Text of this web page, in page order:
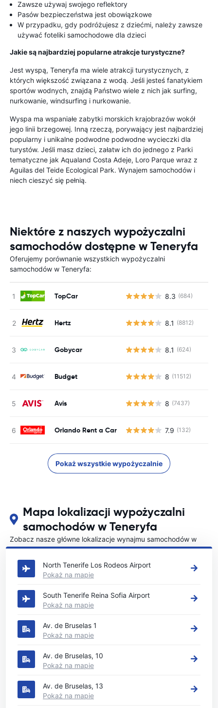
Zawsze używaj swojego reflektory
Pasów bezpieczeństwa jest obowiązkowe
W przypadku, gdy podróżujesz z dziećmi, należy zawsze
używać foteliki samochodowe dla dzieci
Jakie są najbardziej popularne atrakcje turystyczne?
Jest wyspą, Teneryfa ma wiele atrakcji turystycznych, z
których większość związana z wodą. Jeśli jesteś fanatykiem
sportów wodnych, znajdą Państwo wiele z nich jak surfing,
nurkowanie, windsurfing i nurkowanie.
Wyspa ma wspaniałe zabytki morskich krajobrazów wokół
jego linii brzegowej. Inną rzeczą, porywający jest najbardziej
popularny i unikalne podwodne podwodne wycieczki dla
turystów. Jeśli masz dzieci, załatw ich do jednego z Parki
tematyczne jak Aqualand Costa Adeje, Loro Parque wraz z
Aguilas del Teide Ecological Park. Wynajem samochodów i
niech cieszyć się pełnią.
Niektóre z naszych wypożyczalni
samochodów dostępne w Teneryfa
Oferujemy porównanie wszystkich wypożyczalni
samochodów w Teneryfa:
TopCar 8.3 (684)
Hertz 8.1 (8812)
Gobycar 8.1 (624)
Budget 8 (11512)
Avis 8 (7437)
Orlando Rent a Car 7.9 (132)
Pokaż wszystkie wypożyczalnie
Mapa lokalizacji wypożyczalni
samochodów w Teneryfa
Zobacz nasze główne lokalizacje wynajmu samochodów w
Teneryfa
North Tenerife Los Rodeos Airport
Pokaż na mapie
South Tenerife Reina Sofia Airport
Pokaż na mapie
Av. de Bruselas 1
Pokaż na mapie
Av. de Bruselas, 10
Pokaż na mapie
Av. de Bruselas, 13
Pokaż na mapie